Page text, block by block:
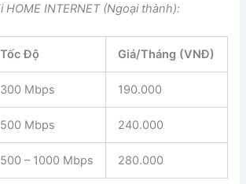
HOME INTERNET (Ngoại thành):
Tốc Độ Giá/Tháng (VNĐ)
300 Mbps 190.000
500 Mbps 240.000
500 – 1000 Mbps 280.000